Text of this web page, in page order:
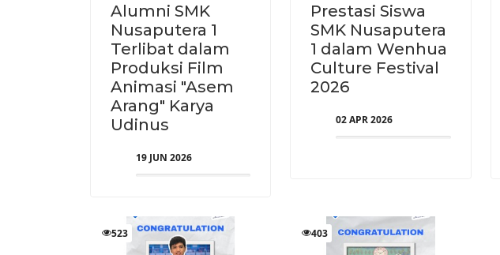
Alumni SMK
Nusaputera 1
Terlibat dalam
Produksi Film
Animasi "Asem
Arang" Karya
Udinus
19 JUN 2026
Prestasi Siswa
SMK Nusaputera
1 dalam Wenhua
Culture Festival
2026
02 APR 2026
523 403